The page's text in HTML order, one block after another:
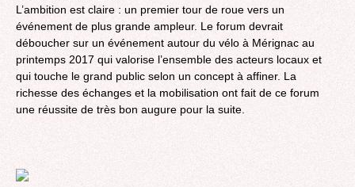
L’ambition est claire : un premier tour de roue vers un
événement de plus grande ampleur. Le forum devrait
déboucher sur un événement autour du vélo à Mérignac au
printemps 2017 qui valorise l’ensemble des acteurs locaux et
qui touche le grand public selon un concept à affiner. La
richesse des échanges et la mobilisation ont fait de ce forum
une réussite de très bon augure pour la suite.